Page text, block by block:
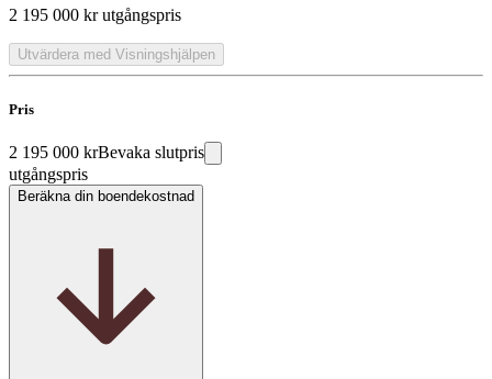
2 195 000 kr utgångspris
Utvärdera med Visningshjälpen
Pris
2 195 000 krBevaka slutpris
utgångspris
Beräkna din boendekostnad